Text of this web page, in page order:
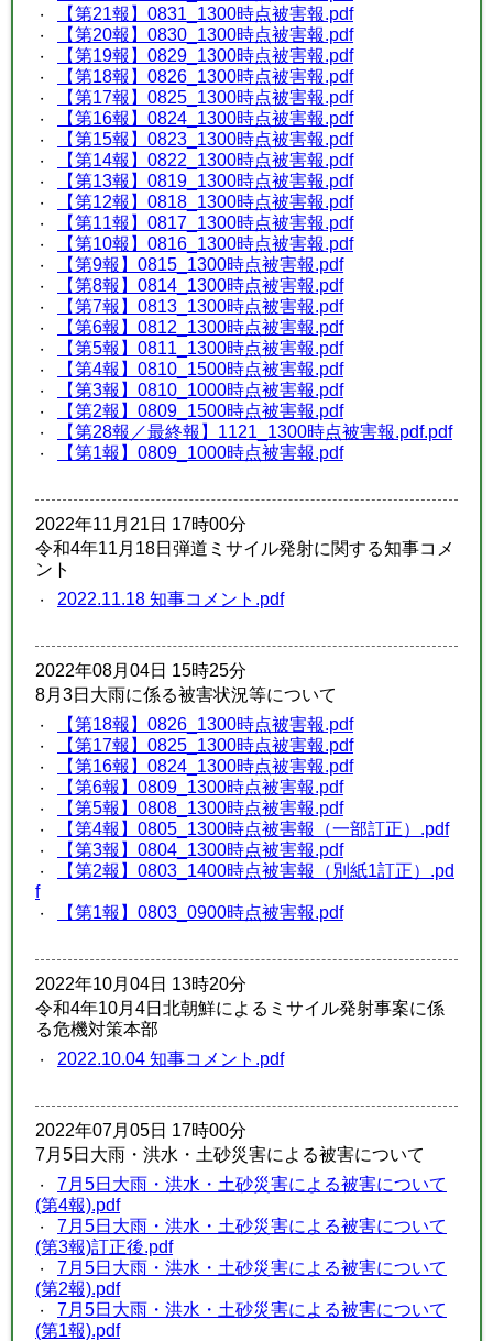
【第21報】0831_1300時点被害報.pdf
【第20報】0830_1300時点被害報.pdf
【第19報】0829_1300時点被害報.pdf
【第18報】0826_1300時点被害報.pdf
【第17報】0825_1300時点被害報.pdf
【第16報】0824_1300時点被害報.pdf
【第15報】0823_1300時点被害報.pdf
【第14報】0822_1300時点被害報.pdf
【第13報】0819_1300時点被害報.pdf
【第12報】0818_1300時点被害報.pdf
【第11報】0817_1300時点被害報.pdf
【第10報】0816_1300時点被害報.pdf
【第9報】0815_1300時点被害報.pdf
【第8報】0814_1300時点被害報.pdf
【第7報】0813_1300時点被害報.pdf
【第6報】0812_1300時点被害報.pdf
【第5報】0811_1300時点被害報.pdf
【第4報】0810_1500時点被害報.pdf
【第3報】0810_1000時点被害報.pdf
【第2報】0809_1500時点被害報.pdf
【第28報／最終報】1121_1300時点被害報.pdf.pdf
【第1報】0809_1000時点被害報.pdf
2022年11月21日 17時00分
令和4年11月18日弾道ミサイル発射に関する知事コメ
ント
2022.11.18 知事コメント.pdf
2022年08月04日 15時25分
8月3日大雨に係る被害状況等について
【第18報】0826_1300時点被害報.pdf
【第17報】0825_1300時点被害報.pdf
【第16報】0824_1300時点被害報.pdf
【第6報】0809_1300時点被害報.pdf
【第5報】0808_1300時点被害報.pdf
【第4報】0805_1300時点被害報（一部訂正）.pdf
【第3報】0804_1300時点被害報.pdf
【第2報】0803_1400時点被害報（別紙1訂正）.pd
f
【第1報】0803_0900時点被害報.pdf
2022年10月04日 13時20分
令和4年10月4日北朝鮮によるミサイル発射事案に係
る危機対策本部
2022.10.04 知事コメント.pdf
2022年07月05日 17時00分
7月5日大雨・洪水・土砂災害による被害について
7月5日大雨・洪水・土砂災害による被害について
(第4報).pdf
7月5日大雨・洪水・土砂災害による被害について
(第3報)訂正後.pdf
7月5日大雨・洪水・土砂災害による被害について
(第2報).pdf
7月5日大雨・洪水・土砂災害による被害について
(第1報).pdf